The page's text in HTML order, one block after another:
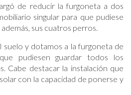
de reducir la furgoneta a dos
singular para que pudiese
sus cuatros perros.
suelo y dotamos a la furgoneta de
pudiesen guardar todos los
Cabe destacar la instalación que
con la capacidad de ponerse y